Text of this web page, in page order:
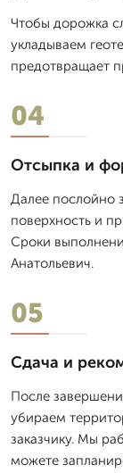
Чтобы дорожка
укладываем
предотвращает
04
Отсыпка и
Далее послойно
поверхность и
Сроки
Анатольевич.
05
Сдача и
После
убираем
заказчику. Мы
можете